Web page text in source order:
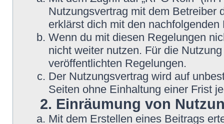
Nutzungsvertrag mit dem Betreiber
erklärst dich mit den
Wenn du mit diesen Regelungen
nicht weiter nutzen. Für die
veröffentlichten Regelungen.
Der Nutzungsvertrag wird auf
Seiten ohne Einhaltung einer Frist
2. Einräumung von
Mit dem Erstellen eines Beitrags